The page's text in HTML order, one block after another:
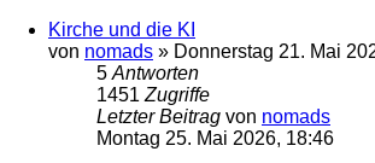
Kirche und die KI
von nomads » Donnerstag 21. Mai
5 Antworten
1451 Zugriffe
Letzter Beitrag von nomads
Montag 25. Mai 2026, 18:46